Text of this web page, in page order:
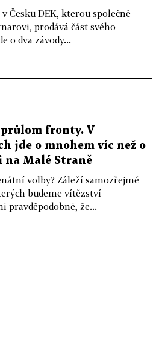
Česku DEK, kterou společně
prodává část svého
o dva závody...
průlom fronty. V
jde o mnohem víc než o
na Malé Straně
volby? Záleží samozřejmě
budeme vítězství
pravděpodobné, že...